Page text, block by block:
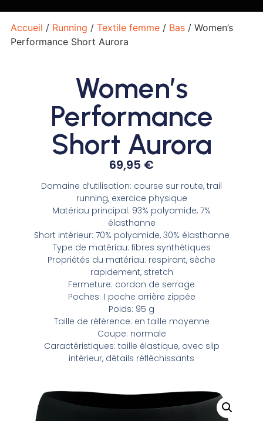
Accueil / Running / Textile femme/ Bas/ Women’s
Performance Short Aurora
Women’s
Performance
Short Aurora
69,95 €
Domaine d’utilisation: course sur route, trail
running, exercice physique
Matériau principal: 93% polyamide, 7%
élasthanne
Short intérieur: 70% polyamide, 30% élasthanne
Type de matériau: fibres synthétiques
Propriétés du matériau: respirant, sèche
rapidement, stretch
Fermeture: cordon de serrage
Poches: 1 poche arrière zippée
Poids: 95 g
Taille de référence: en taille moyenne
Coupe: normale
Caractéristiques: taille élastique, avec slip
intérieur, détails réfléchissants